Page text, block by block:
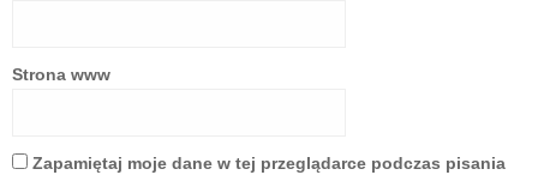
Strona www
Zapamiętaj moje dane w tej przeglądarce podczas pisania